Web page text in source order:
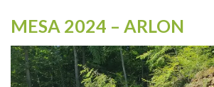
MESA 2024 – ARLON